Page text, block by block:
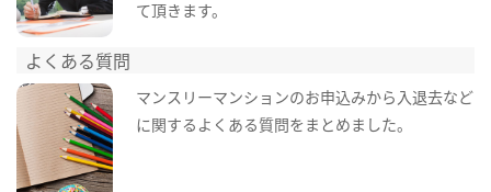
て頂きます。
よくある質問
マンスリーマンションのお申込みから入退去など
に関するよくある質問をまとめました。